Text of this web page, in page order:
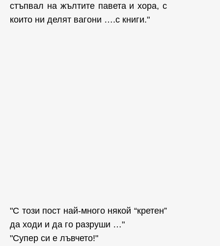
стъпвал на жълтите павета и хора, с
които ни делят вагони ….с книги."
"С този пост най-много някой “кретен”
да ходи и да го разруши …"
"Супер си е лъвчето!"